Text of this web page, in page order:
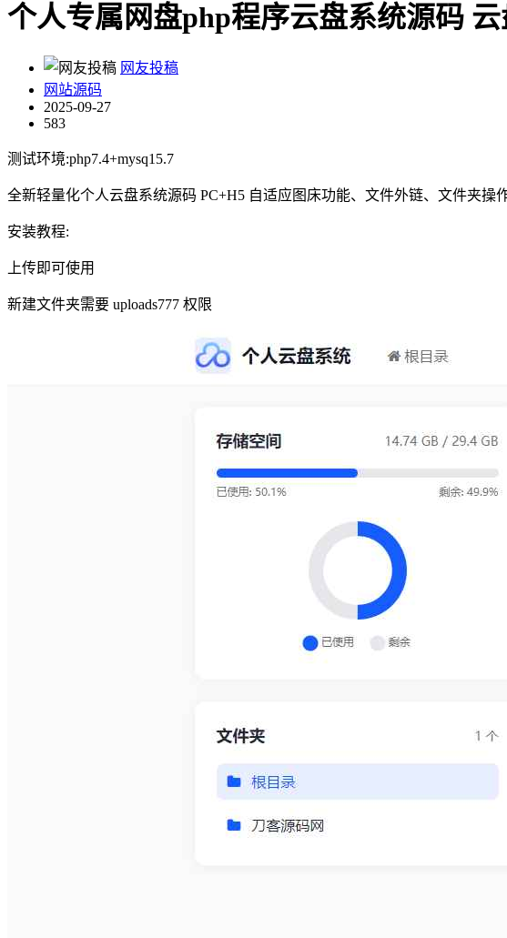
个人专属网盘php程序云盘系统源码
网友投稿
网站源码
2025-09-27
583
测试环境:php7.4+mysq15.7
全新轻量化个人云盘系统源码 PC+H5 自适应图床功能、文件外链、文件夹
安装教程:
上传即可使用
新建文件夹需要 uploads777 权限